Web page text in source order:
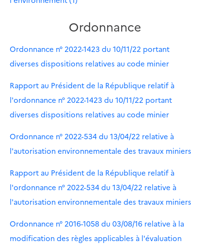
Ordonnance
Ordonnance n° 2022-1423 du 10/11/22 portant
diverses dispositions relatives au code minier
Rapport au Président de la République relatif à
l'ordonnance n° 2022-1423 du 10/11/22 portant
diverses dispositions relatives au code minier
Ordonnance n° 2022-534 du 13/04/22 relative à
l'autorisation environnementale des travaux miniers
Rapport au Président de la République relatif à
l'ordonnance n° 2022-534 du 13/04/22 relative à
l'autorisation environnementale des travaux miniers
Ordonnance n° 2016-1058 du 03/08/16 relative à la
modification des règles applicables à l'évaluation